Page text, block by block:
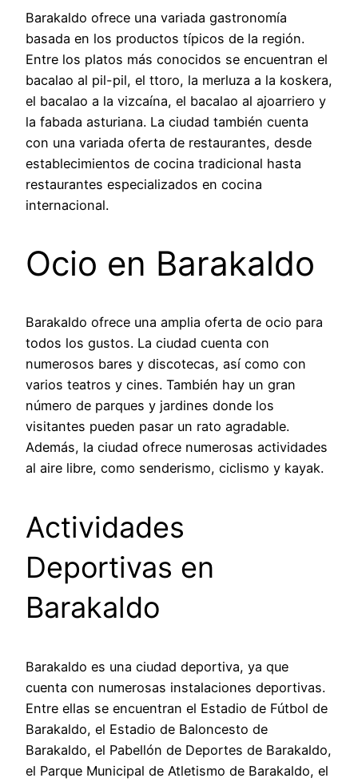
Barakaldo ofrece una variada gastronomía
basada en los productos típicos de la región.
Entre los platos más conocidos se encuentran el
bacalao al pil-pil, el ttoro, la merluza a la koskera,
el bacalao a la vizcaína, el bacalao al ajoarriero y
la fabada asturiana. La ciudad también cuenta
con una variada oferta de restaurantes, desde
establecimientos de cocina tradicional hasta
restaurantes especializados en cocina
internacional.
Ocio en Barakaldo
Barakaldo ofrece una amplia oferta de ocio para
todos los gustos. La ciudad cuenta con
numerosos bares y discotecas, así como con
varios teatros y cines. También hay un gran
número de parques y jardines donde los
visitantes pueden pasar un rato agradable.
Además, la ciudad ofrece numerosas actividades
al aire libre, como senderismo, ciclismo y kayak.
Actividades
Deportivas en
Barakaldo
Barakaldo es una ciudad deportiva, ya que
cuenta con numerosas instalaciones deportivas.
Entre ellas se encuentran el Estadio de Fútbol de
Barakaldo, el Estadio de Baloncesto de
Barakaldo, el Pabellón de Deportes de Barakaldo,
el Parque Municipal de Atletismo de Barakaldo, el